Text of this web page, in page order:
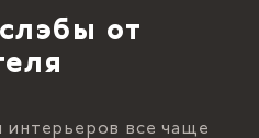
от
интерьеров все чаще